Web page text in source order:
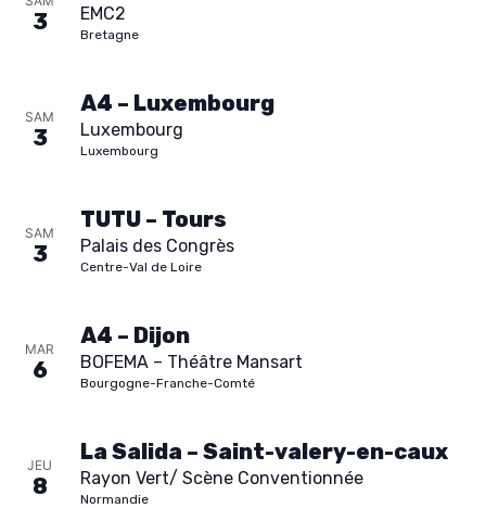
SPECTACLE
À PROPOS
CONTACT
3 EMC2
Bretagne
SAM
3
A4 – Luxembourg
Luxembourg
Luxembourg
SAM
3
TUTU – Tours
Palais des Congrès
Centre-Val de Loire
MAR
6
A4 – Dijon
BOFEMA – Théâtre Mansart
Bourgogne-Franche-Comté
JEU
8
La Salida – Saint-valery-en-caux
Rayon Vert/ Scène Conventionnée
Normandie